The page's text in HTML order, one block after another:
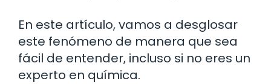
En este artículo, vamos a desglosar
este fenómeno de manera que sea
fácil de entender, incluso si no eres un
experto en química.